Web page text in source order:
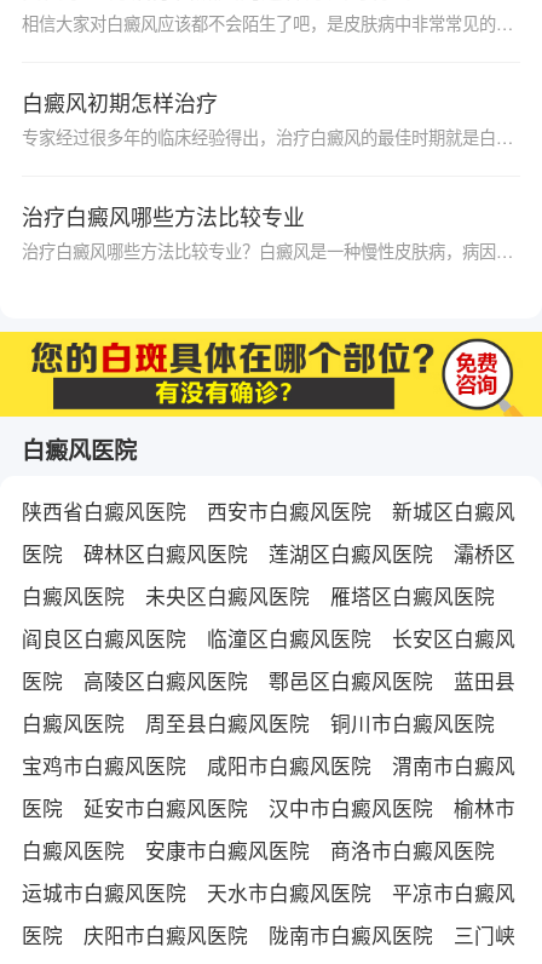
相信大家对白癜风应该都不会陌生了吧，是皮肤病中非常常见的一种，在近年来的发病率也越来越高，生活中每个患上白癜风的患者都会感到非常苦恼，不过现在能治白癜风的方法还是挺多的，除了一些常规方法外，也有很多患者会使用一些小土方来治，那么，民间小土方治疗白癜风的这种方法可行吗？下面我们来了解一下吧。
白癜风初期怎样治疗
专家经过很多年的临床经验得出，治疗白癜风的最佳时期就是白癜风的初期，这是因为在早期的时候，皮肤脱色程度较轻，并且白斑和周围正常皮肤的分界线模模糊糊，不是特别清晰。一般情况下早期白癜风不会有痛痒的感觉，经常会被忽略。而且早期白癜风不会大面积出现，只是少数的小面积几片，多出现在经常暴露的皮肤部位，现在国际上公认的治疗白癜风效果最好的是308准分子激光治疗系统，已经为很多的患者带去了健康。
治疗白癜风哪些方法比较专业
治疗白癜风哪些方法比较专业？白癜风是一种慢性皮肤病，病因复杂，影响因素众多，患者的检查结果和具体的病情如白斑的面积、部位、脱色程度等，都会影响到患者的治疗效果，所以患者治疗一定要选择专业的白癜风治疗医院。那么，对于患者来说，治疗白癜风哪些方法比较专业呢，比如外科手术治疗、自体表皮移植治疗、紫外光照射法治疗、免疫调节疗法治疗。
白癜风医院
陕西省白癜风医院 西安市白癜风医院
新城区白癜风
医院
碑林区白癜风医院 莲湖区白癜风医院
灞桥区
白癜风医院
未央区白癜风医院
雁塔区白癜风医院
阎良区白癜风医院
临潼区白癜风医院
长安区白癜风
医院
高陵区白癜风医院 鄠邑区白癜风医院
蓝田县
白癜风医院
周至县白癜风医院
铜川市白癜风医院
宝鸡市白癜风医院
咸阳市白癜风医院
渭南市白癜风
医院
延安市白癜风医院 汉中市白癜风医院
榆林市
白癜风医院
安康市白癜风医院
商洛市白癜风医院
运城市白癜风医院
天水市白癜风医院
平凉市白癜风
医院
庆阳市白癜风医院 陇南市白癜风医院
三门峡